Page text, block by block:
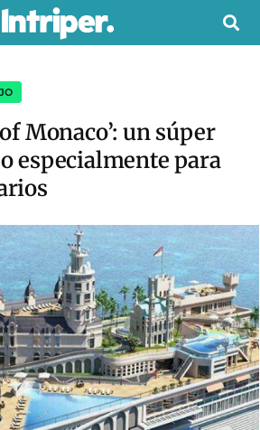
Monaco’: un súper
especialmente para